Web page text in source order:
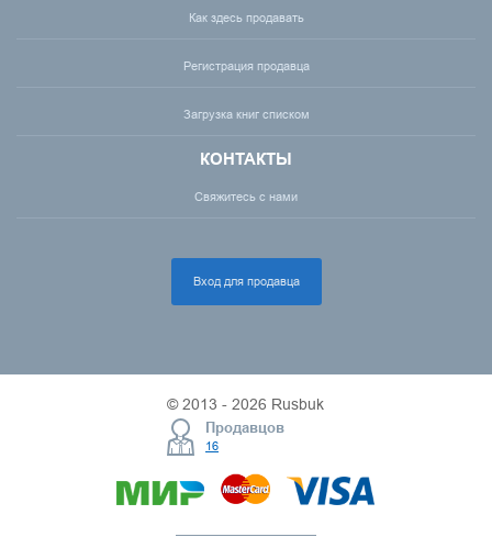
Как здесь продавать
Регистрация продавца
Загрузка книг списком
КОНТАКТЫ
Свяжитесь с нами
Вход для продавца
© 2013 - 2026 Rusbuk
Продавцов
16